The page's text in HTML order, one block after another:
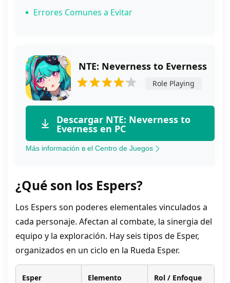
Errores Comunes a Evitar
NTE: Neverness to Everness
Role Playing
Descargar NTE: Neverness to
Everness en PC
Más información в el Centro de Juegos
¿Qué son los Espers?
Los Espers son poderes elementales vinculados a
cada personaje. Afectan al combate, la sinergia del
equipo y la exploración. Hay seis tipos de Esper,
organizados en un ciclo en la Rueda Esper.
Esper Elemento Rol / Enfoque